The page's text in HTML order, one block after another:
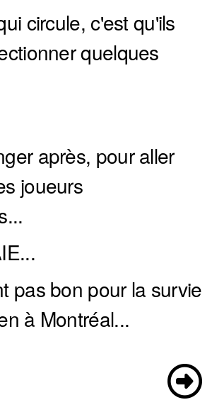
circule, c'est qu'ils
quelques
après, pour aller
joueurs
pas bon pour la survie
à Montréal...